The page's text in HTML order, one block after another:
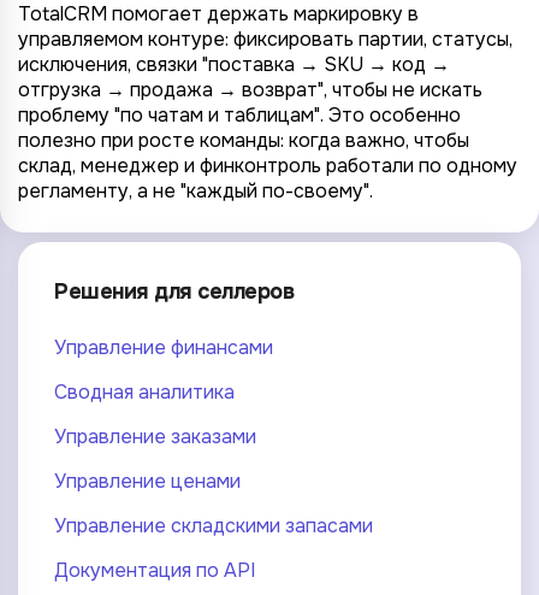
TotalCRM помогает держать маркировку в
управляемом контуре: фиксировать партии, статусы,
исключения, связки "поставка → SKU → код →
отгрузка → продажа → возврат", чтобы не искать
проблему "по чатам и таблицам". Это особенно
полезно при росте команды: когда важно, чтобы
склад, менеджер и финконтроль работали по одному
регламенту, а не "каждый по-своему".
Решения для селлеров
Управление финансами
Сводная аналитика
Управление заказами
Управление ценами
Управление складскими запасами
Документация по API